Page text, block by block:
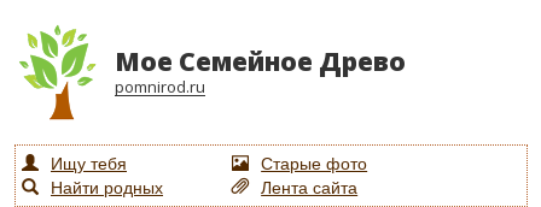
Мое Семейное Древо
pomnirod.ru
Ищу тебя
Старые фото
Найти родных
Лента сайта